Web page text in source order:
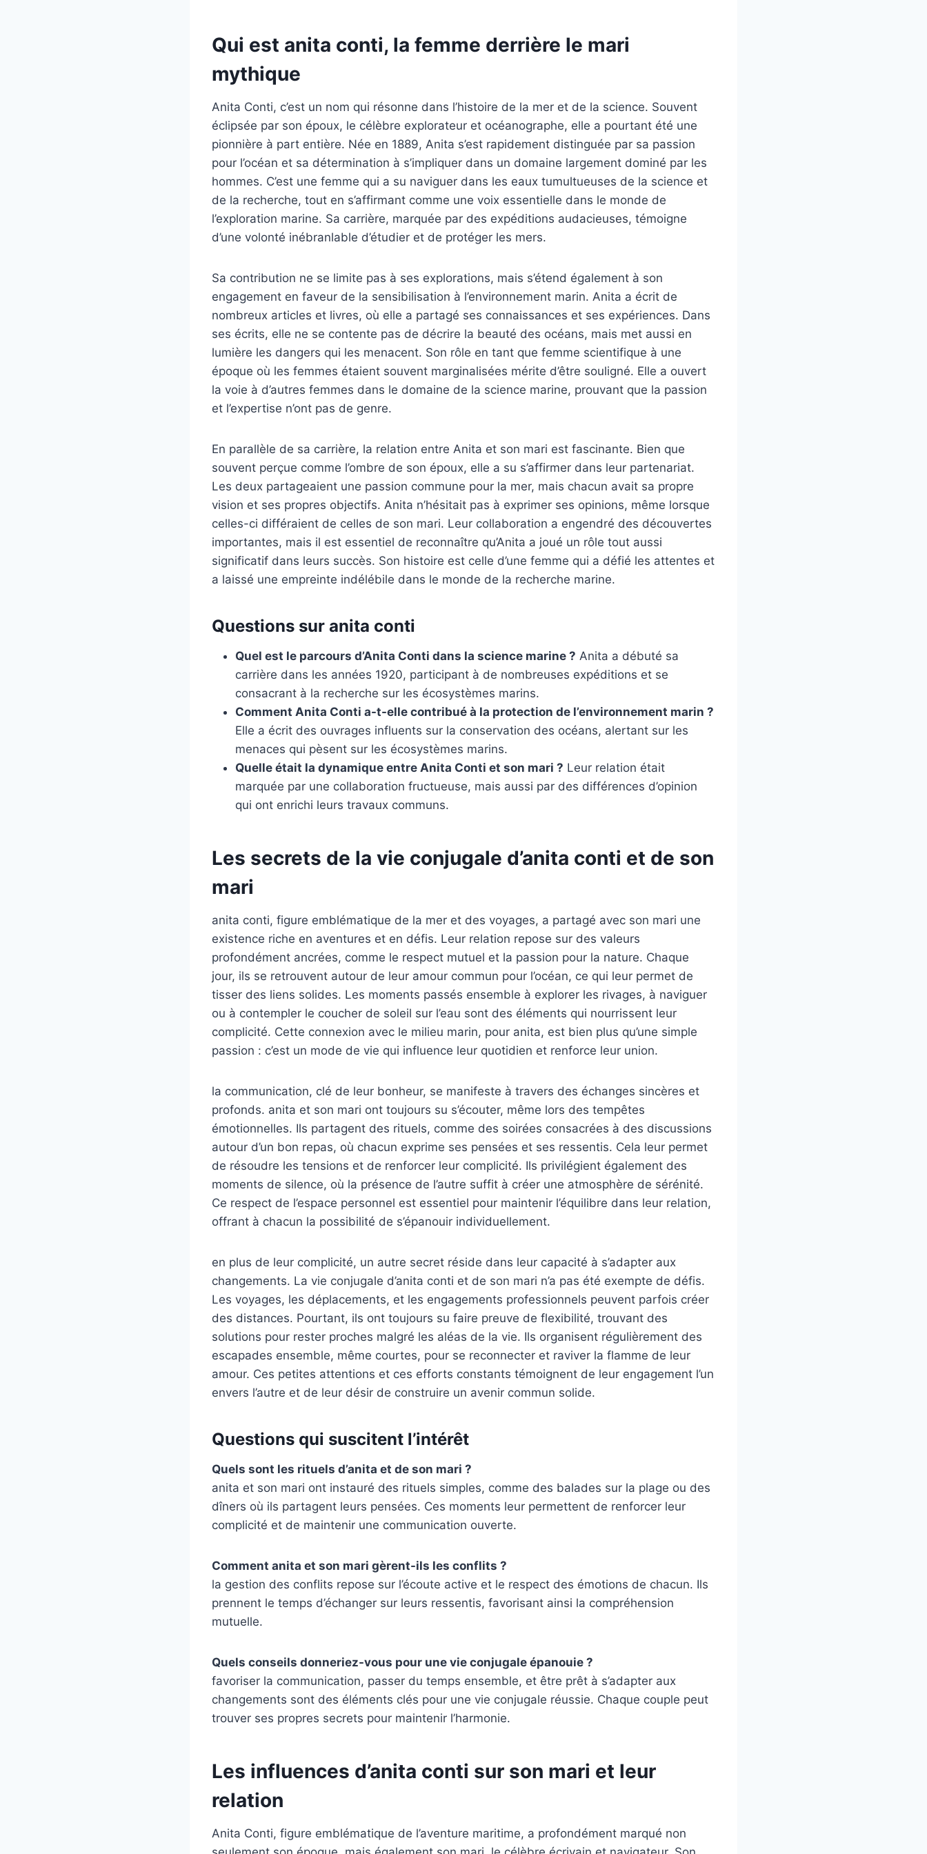
Qui est anita conti, la femme derrière le mari
mythique
Anita Conti, c’est un nom qui résonne dans l’histoire de la mer et de la science. Souvent
éclipsée par son époux, le célèbre explorateur et océanographe, elle a pourtant été une
pionnière à part entière. Née en 1889, Anita s’est rapidement distinguée par sa passion
pour l’océan et sa détermination à s’impliquer dans un domaine largement dominé par les
hommes. C’est une femme qui a su naviguer dans les eaux tumultueuses de la science et
de la recherche, tout en s’affirmant comme une voix essentielle dans le monde de
l’exploration marine. Sa carrière, marquée par des expéditions audacieuses, témoigne
d’une volonté inébranlable d’étudier et de protéger les mers.
Sa contribution ne se limite pas à ses explorations, mais s’étend également à son
engagement en faveur de la sensibilisation à l’environnement marin. Anita a écrit de
nombreux articles et livres, où elle a partagé ses connaissances et ses expériences. Dans
ses écrits, elle ne se contente pas de décrire la beauté des océans, mais met aussi en
lumière les dangers qui les menacent. Son rôle en tant que femme scientifique à une
époque où les femmes étaient souvent marginalisées mérite d’être souligné. Elle a ouvert
la voie à d’autres femmes dans le domaine de la science marine, prouvant que la passion
et l’expertise n’ont pas de genre.
En parallèle de sa carrière, la relation entre Anita et son mari est fascinante. Bien que
souvent perçue comme l’ombre de son époux, elle a su s’affirmer dans leur partenariat.
Les deux partageaient une passion commune pour la mer, mais chacun avait sa propre
vision et ses propres objectifs. Anita n’hésitait pas à exprimer ses opinions, même lorsque
celles-ci différaient de celles de son mari. Leur collaboration a engendré des découvertes
importantes, mais il est essentiel de reconnaître qu’Anita a joué un rôle tout aussi
significatif dans leurs succès. Son histoire est celle d’une femme qui a défié les attentes et
a laissé une empreinte indélébile dans le monde de la recherche marine.
Questions sur anita conti
Quel est le parcours d’Anita Conti dans la science marine ? Anita a débuté sa
carrière dans les années 1920, participant à de nombreuses expéditions et se
consacrant à la recherche sur les écosystèmes marins.
Comment Anita Conti a-t-elle contribué à la protection de l’environnement marin ?
Elle a écrit des ouvrages influents sur la conservation des océans, alertant sur les
menaces qui pèsent sur les écosystèmes marins.
Quelle était la dynamique entre Anita Conti et son mari ? Leur relation était
marquée par une collaboration fructueuse, mais aussi par des différences d’opinion
qui ont enrichi leurs travaux communs.
Les secrets de la vie conjugale d’anita conti et de son
mari
anita conti, figure emblématique de la mer et des voyages, a partagé avec son mari une
existence riche en aventures et en défis. Leur relation repose sur des valeurs
profondément ancrées, comme le respect mutuel et la passion pour la nature. Chaque
jour, ils se retrouvent autour de leur amour commun pour l’océan, ce qui leur permet de
tisser des liens solides. Les moments passés ensemble à explorer les rivages, à naviguer
ou à contempler le coucher de soleil sur l’eau sont des éléments qui nourrissent leur
complicité. Cette connexion avec le milieu marin, pour anita, est bien plus qu’une simple
passion : c’est un mode de vie qui influence leur quotidien et renforce leur union.
la communication, clé de leur bonheur, se manifeste à travers des échanges sincères et
profonds. anita et son mari ont toujours su s’écouter, même lors des tempêtes
émotionnelles. Ils partagent des rituels, comme des soirées consacrées à des discussions
autour d’un bon repas, où chacun exprime ses pensées et ses ressentis. Cela leur permet
de résoudre les tensions et de renforcer leur complicité. Ils privilégient également des
moments de silence, où la présence de l’autre suffit à créer une atmosphère de sérénité.
Ce respect de l’espace personnel est essentiel pour maintenir l’équilibre dans leur relation,
offrant à chacun la possibilité de s’épanouir individuellement.
en plus de leur complicité, un autre secret réside dans leur capacité à s’adapter aux
changements. La vie conjugale d’anita conti et de son mari n’a pas été exempte de défis.
Les voyages, les déplacements, et les engagements professionnels peuvent parfois créer
des distances. Pourtant, ils ont toujours su faire preuve de flexibilité, trouvant des
solutions pour rester proches malgré les aléas de la vie. Ils organisent régulièrement des
escapades ensemble, même courtes, pour se reconnecter et raviver la flamme de leur
amour. Ces petites attentions et ces efforts constants témoignent de leur engagement l’un
envers l’autre et de leur désir de construire un avenir commun solide.
Questions qui suscitent l’intérêt
Quels sont les rituels d’anita et de son mari ?
anita et son mari ont instauré des rituels simples, comme des balades sur la plage ou des
dîners où ils partagent leurs pensées. Ces moments leur permettent de renforcer leur
complicité et de maintenir une communication ouverte.
Comment anita et son mari gèrent-ils les conflits ?
la gestion des conflits repose sur l’écoute active et le respect des émotions de chacun. Ils
prennent le temps d’échanger sur leurs ressentis, favorisant ainsi la compréhension
mutuelle.
Quels conseils donneriez-vous pour une vie conjugale épanouie ?
favoriser la communication, passer du temps ensemble, et être prêt à s’adapter aux
changements sont des éléments clés pour une vie conjugale réussie. Chaque couple peut
trouver ses propres secrets pour maintenir l’harmonie.
Les influences d’anita conti sur son mari et leur
relation
Anita Conti, figure emblématique de l’aventure maritime, a profondément marqué non